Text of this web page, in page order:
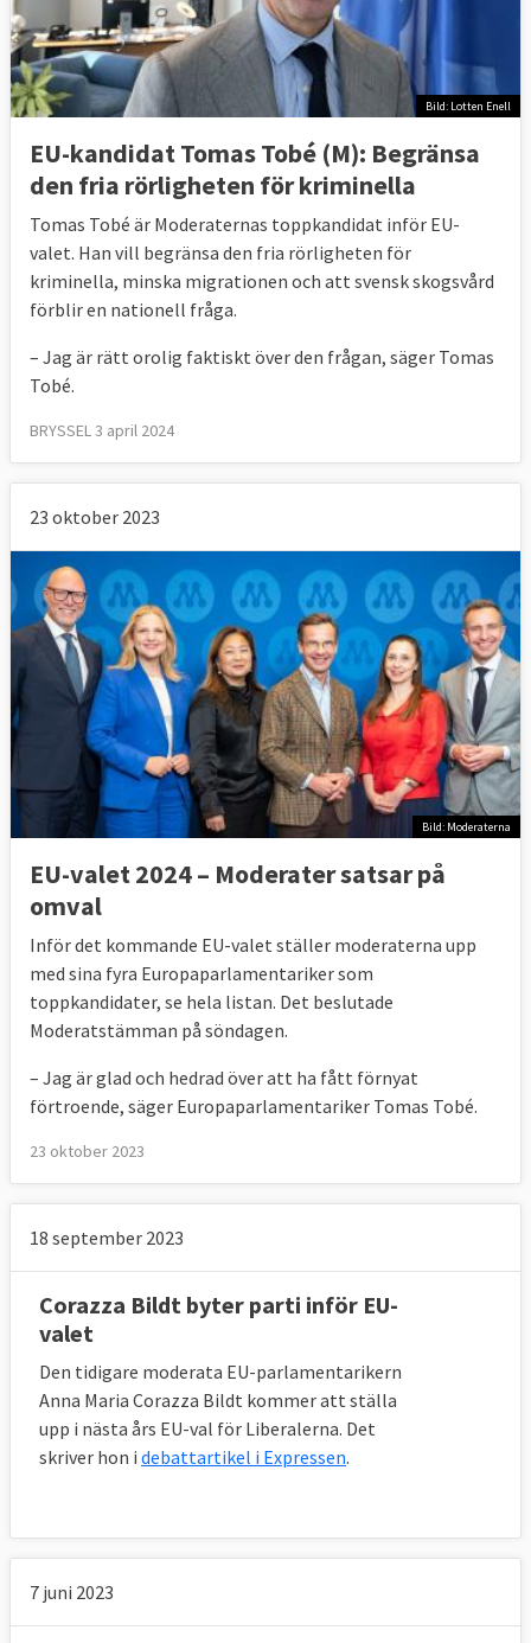
Bild: Lotten Enell
EU-kandidat Tomas Tobé (M): Begränsa
den fria rörligheten för kriminella
Tomas Tobé är Moderaternas toppkandidat inför EU-
valet. Han vill begränsa den fria rörligheten för
kriminella, minska migrationen och att svensk skogsvård
förblir en nationell fråga.
– Jag är rätt orolig faktiskt över den frågan, säger Tomas
Tobé.
BRYSSEL 3 april 2024
23 oktober 2023
Bild: Moderaterna
EU-valet 2024 – Moderater satsar på
omval
Inför det kommande EU-valet ställer moderaterna upp
med sina fyra Europaparlamentariker som
toppkandidater, se hela listan. Det beslutade
Moderatstämman på söndagen.
– Jag är glad och hedrad över att ha fått förnyat
förtroende, säger Europaparlamentariker Tomas Tobé.
23 oktober 2023
18 september 2023
Corazza Bildt byter parti inför EU-
valet
Den tidigare moderata EU-parlamentarikern
Anna Maria Corazza Bildt kommer att ställa
upp i nästa års EU-val för Liberalerna. Det
skriver hon i debattartikel i Expressen.
7 juni 2023